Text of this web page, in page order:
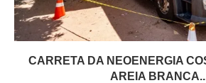
CARRETA DA NEOENERGIA
AREIA